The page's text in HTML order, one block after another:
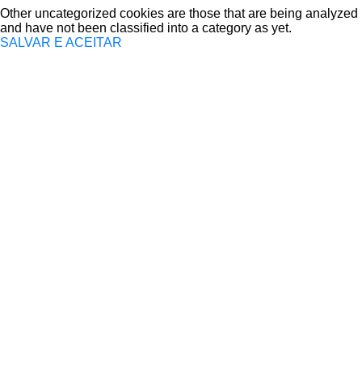
Other uncategorized cookies are those that are being analyzed
and have not been classified into a category as yet.
SALVAR E ACEITAR